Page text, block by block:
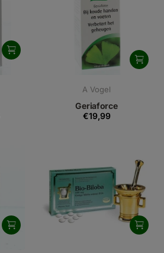
A Vogel
Geriaforce
€19,99